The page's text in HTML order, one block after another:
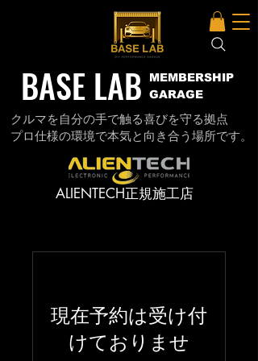
MEMBERSHIP
GARAGE
BASE LAB
ALIENTECH正規施工店
クルマを自分の手で触る喜びを守る拠点
プロ仕様の環境で本気と向き合う場所です。
現在予約は受け付
けておりませ